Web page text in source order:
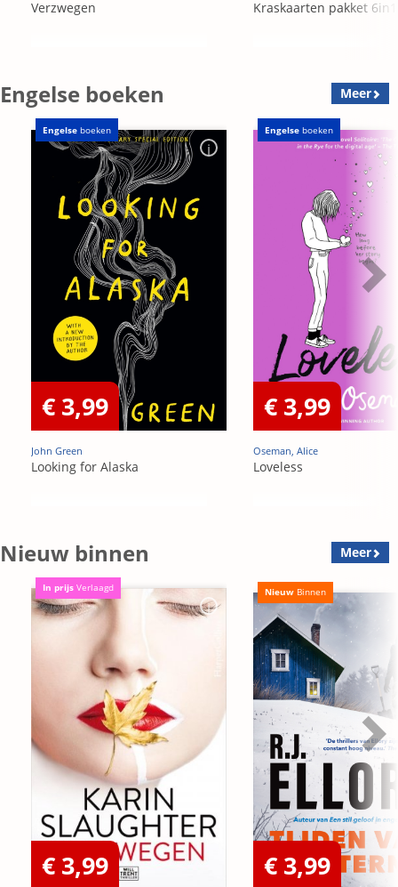
Verzwegen Kraskaarten pakket 6in1
Engelse boeken Meer
Engelse boeken
€ 3,99
John Green
Looking for Alaska
Engelse boeken
€ 3,99
Oseman, Alice
Loveless
Nieuw binnen Meer
In prijs Verlaagd
€ 3,99
Nieuw Binnen
€ 3,99